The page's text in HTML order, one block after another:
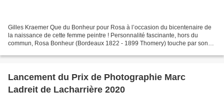
Gilles Kraemer Que du Bonheur pour Rosa à l’occasion du bicentenaire de
la naissance de cette femme peintre ! Personnalité fascinante, hors du
commun, Rosa Bonheur (Bordeaux 1822 - 1899 Thomery) touche par son
Lancement du Prix de Photographie Marc
Ladreit de Lacharrière 2020